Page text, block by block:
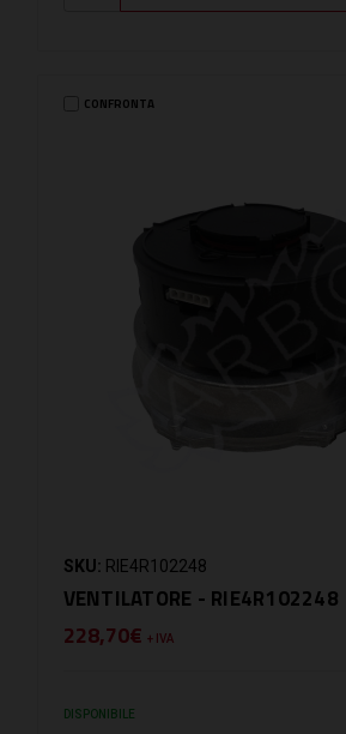
CONFRONTA
SKU: RIE4R102248
VENTILATORE - RIE4R102248
228,70€ + IVA
DISPONIBILE